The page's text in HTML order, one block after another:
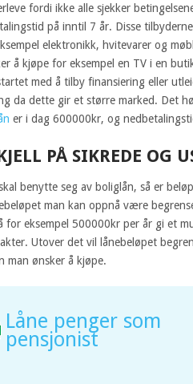
fordi ikke alle sjekker
på inntil 7 år. Disse
elektronikk, hvitevarer og
å kjøpe for eksempel en TV i en
med å tilby finansiering eller
da dette gir et større marked. Det
er i dag 600000kr, og
PÅ SIKREDE OG
benytte seg av boliglån, så er
man kan oppnå være
for eksempel 500000kr per år gi et
Utover det vil lånebeløpet
man ønsker å kjøpe.
Låne penger som
pensjonist